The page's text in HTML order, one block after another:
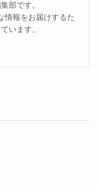
部です。
情報をお届けするた
います。